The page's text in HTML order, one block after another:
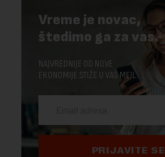
Vreme je novac,
štedimo ga za vas.
NAJVREDNIJE OD NOVE
EKONOMIJE STIŽE U VAŠ MEJL.
PRIJAVITE SE